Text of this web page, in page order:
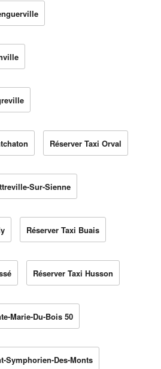
Réserver Taxi Orval
Sur-Sienne
Réserver Taxi Buais
Réserver Taxi Husson
Marie-Du-Bois 50
Symphorien-Des-Monts